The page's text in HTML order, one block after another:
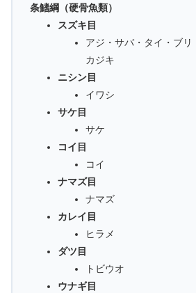
条鰭綱（硬骨魚類）
スズキ目
アジ・サバ・タイ・ブリ
カジキ
ニシン目
イワシ
サケ目
サケ
コイ目
コイ
ナマズ目
ナマズ
カレイ目
ヒラメ
ダツ目
トビウオ
ウナギ目